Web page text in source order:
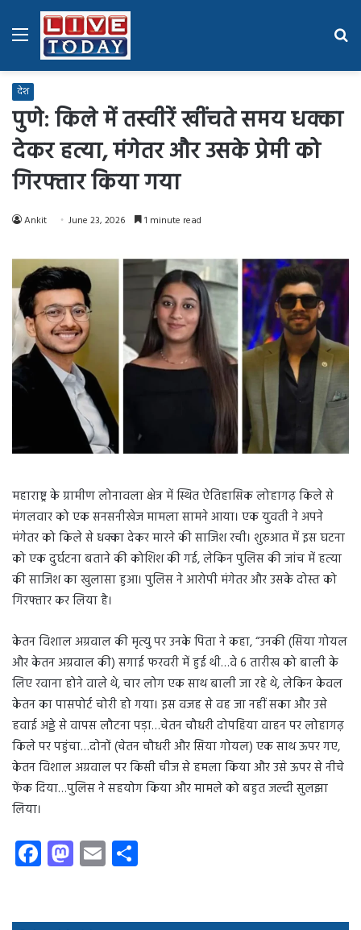
Menu
देश
पुणे: किले में तस्वीरें खींचते समय धक्का
देकर हत्या, मंगेतर और उसके प्रेमी को
गिरफ्तार किया गया
Ankit June 23, 2026 1 minute read
महाराष्ट्र के ग्रामीण लोनावला क्षेत्र में स्थित ऐतिहासिक लोहागढ़ किले से
मंगलवार को एक सनसनीखेज मामला सामने आया। एक युवती ने अपने
मंगेतर को किले से धक्का देकर मारने की साजिश रची। शुरुआत में इस घटना
को एक दुर्घटना बताने की कोशिश की गई, लेकिन पुलिस की जांच में हत्या
की साजिश का खुलासा हुआ। पुलिस ने आरोपी मंगेतर और उसके दोस्त को
गिरफ्तार कर लिया है।
केतन विशाल अग्रवाल की मृत्यु पर उनके पिता ने कहा, “उनकी (सिया गोयल
और केतन अग्रवाल की) सगाई फरवरी में हुई थी…वे 6 तारीख को बाली के
लिए रवाना होने वाले थे, चार लोग एक साथ बाली जा रहे थे, लेकिन केवल
केतन का पासपोर्ट चोरी हो गया। इस वजह से वह जा नहीं सका और उसे
हवाई अड्डे से वापस लौटना पड़ा…चेतन चौधरी दोपहिया वाहन पर लोहागढ़
किले पर पहुंचा…दोनों (चेतन चौधरी और सिया गोयल) एक साथ ऊपर गए,
केतन विशाल अग्रवाल पर किसी चीज से हमला किया और उसे ऊपर से नीचे
फेंक दिया…पुलिस ने सहयोग किया और मामले को बहुत जल्दी सुलझा
लिया।
Fa
ce
M
as
E
m